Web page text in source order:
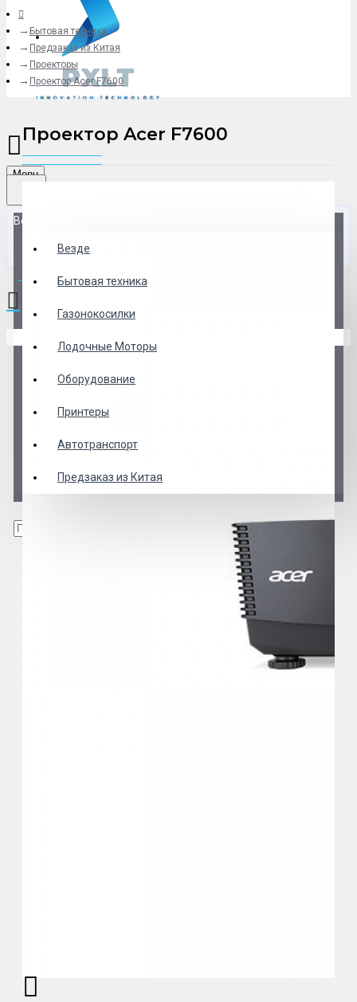
+79775619766
Menu
Везде
Везде
Бытовая техника
Газонокосилки
Лодочные Моторы
Оборудование
Принтеры
Автотранспорт
Предзаказ из Китая
0 товар(ов) - 0 р.
Бытовая техника
Предзаказ из Китая
Проекторы
Проектор Acer F7600
Проектор Acer F7600